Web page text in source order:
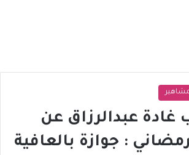
عبدالرزاق عن
: جوازة بالعافية